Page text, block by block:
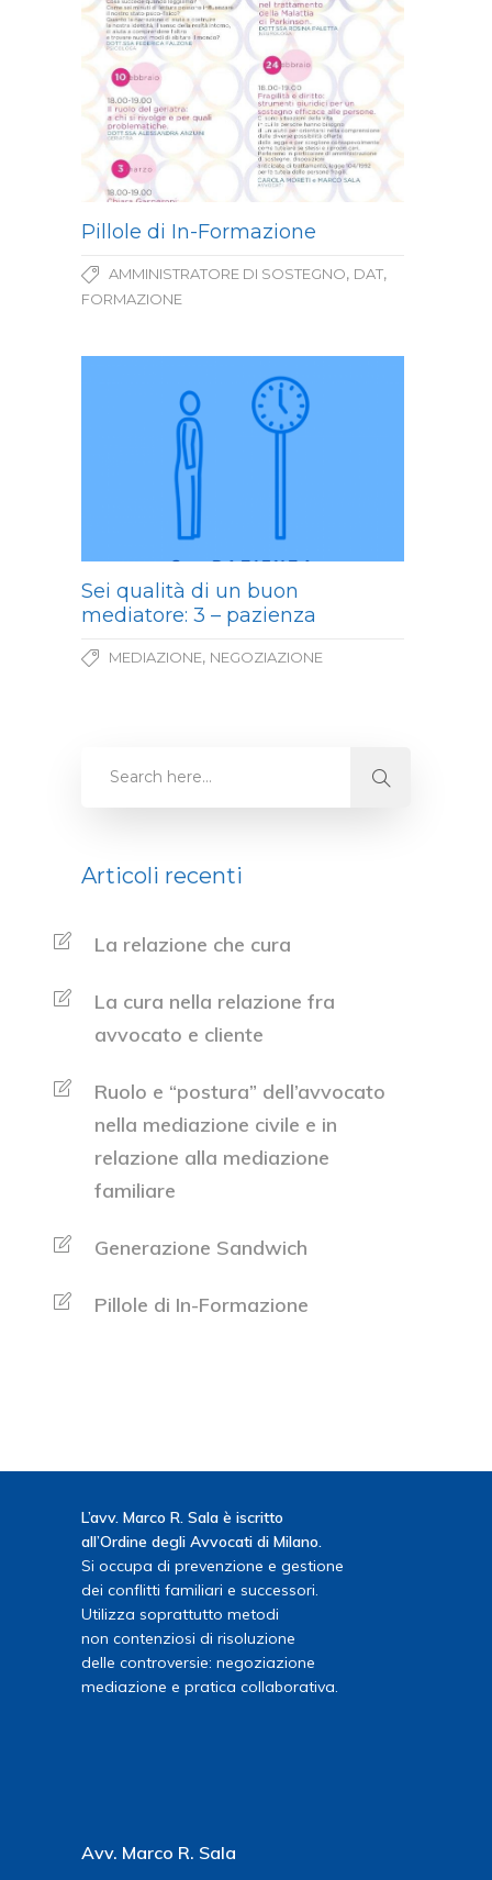
Pillole di In-Formazione
AMMINISTRATORE DI SOSTEGNO, DAT,
FORMAZIONE
Sei qualità di un buon
mediatore: 3 – pazienza
MEDIAZIONE, NEGOZIAZIONE
Articoli recenti
La relazione che cura
La cura nella relazione fra
avvocato e cliente
Ruolo e “postura” dell’avvocato
nella mediazione civile e in
relazione alla mediazione
familiare
Generazione Sandwich
Pillole di In-Formazione
L’avv. Marco R. Sala è iscritto
all’Ordine degli Avvocati di Milano.
Si occupa di prevenzione e gestione
dei conflitti familiari e successori.
Utilizza soprattutto metodi
non contenziosi di risoluzione
delle controversie: negoziazione
mediazione e pratica collaborativa.
Avv. Marco R. Sala